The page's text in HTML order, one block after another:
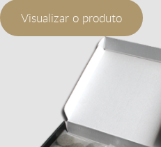
Visualizar o produto